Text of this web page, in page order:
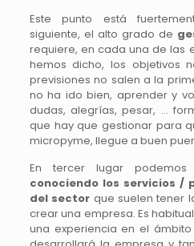
Este punto está
siguiente, el alto grado de
requiere, en cada una de las
hemos dicho, los objetivos
previsiones no salen a la
no ha ido bien, aprender y
dudas, alegrías, pesar, …
que hay que gestionar para
micropyme, llegue a buen
En tercer lugar
conociendo los servicios /
del sector que suelen tener
crear una empresa. Es
una experiencia en el